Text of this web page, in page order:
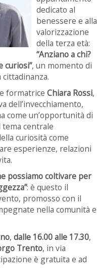
dedicato al
benessere e alla
valorizzazione
della terza età:
“Anziano a chi?
curiosi”, un momento di
formatrice Chiara Rossi,
dell’invecchiamento,
come un’opportunità di
tema centrale
curiosità come
esperienze, relazioni
possiamo coltivare per
: è questo il
promosso con il
nella comunità e
, dalle 16.00 alle 17.30,
Trento, in via
è gratuita e ad